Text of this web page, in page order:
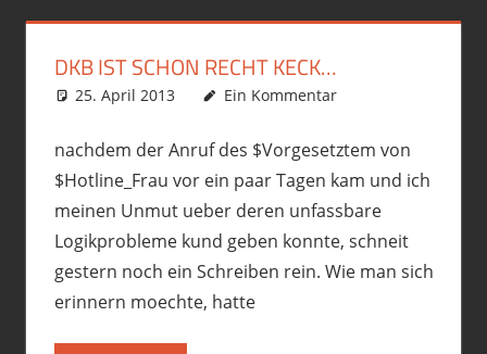
DKB IST SCHON RECHT KECK…
25. April 2013 phil
Allgemein,Premiumschrott
Ein Kommentar
nachdem der Anruf des $Vorgesetztem von
$Hotline_Frau vor ein paar Tagen kam und ich
meinen Unmut ueber deren unfassbare
Logikprobleme kund geben konnte, schneit
gestern noch ein Schreiben rein. Wie man sich
erinnern moechte, hatte